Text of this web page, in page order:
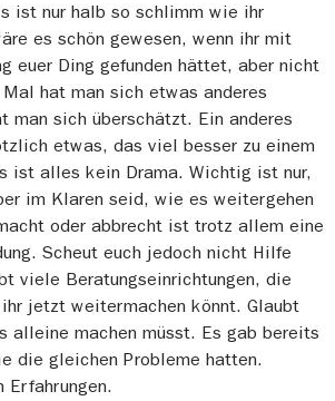
ist nur halb so schlimm wie ihr
es schön gewesen, wenn ihr mit
euer Ding gefunden hättet, aber nicht
hat man sich etwas anderes
man sich überschätzt. Ein anderes
etwas, das viel besser zu einem
ist alles kein Drama. Wichtig ist nur,
im Klaren seid, wie es weitergehen
oder abbrecht ist trotz allem eine
Scheut euch jedoch nicht Hilfe
viele Beratungseinrichtungen, die
jetzt weitermachen könnt. Glaubt
alleine machen müsst. Es gab bereits
die gleichen Probleme hatten.
Erfahrungen.